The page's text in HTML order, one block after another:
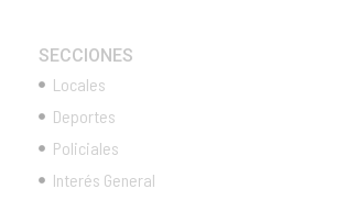
SECCIONES
Locales
Deportes
Policiales
Interés General